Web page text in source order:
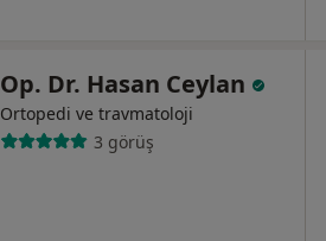
Op. Dr. Hasan Ceylan
Ortopedi ve travmatoloji
3 görüş